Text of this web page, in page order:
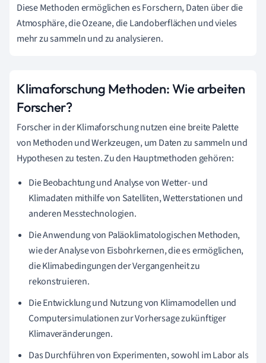
Diese Methoden ermöglichen es Forschern, Daten über die
Atmosphäre, die Ozeane, die Landoberflächen und vieles
mehr zu sammeln und zu analysieren.
Klimaforschung Methoden: Wie arbeiten
Forscher?
Forscher in der Klimaforschung nutzen eine breite Palette
von Methoden und Werkzeugen, um Daten zu sammeln und
Hypothesen zu testen. Zu den Hauptmethoden gehören:
Die Beobachtung und Analyse von Wetter- und
Klimadaten mithilfe von Satelliten, Wetterstationen und
anderen Messtechnologien.
Die Anwendung von Paläoklimatologischen Methoden,
wie der Analyse von Eisbohrkernen, die es ermöglichen,
die Klimabedingungen der Vergangenheit zu
rekonstruieren.
Die Entwicklung und Nutzung von Klimamodellen und
Computersimulationen zur Vorhersage zukünftiger
Klimaveränderungen.
Das Durchführen von Experimenten, sowohl im Labor als